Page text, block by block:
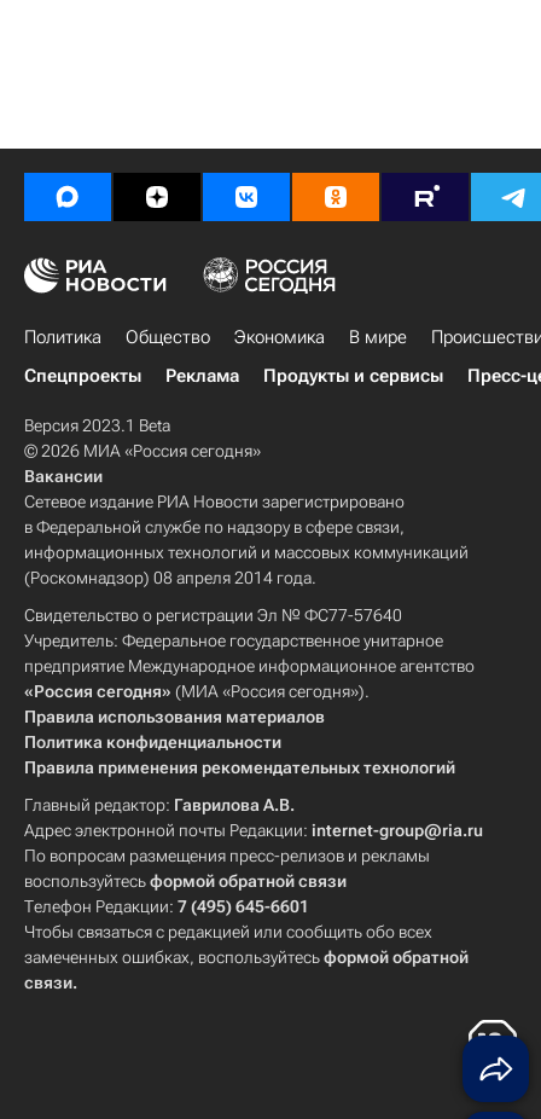
Политика Общество Экономика В мире
Спецпроекты
Реклама Продукты и сервисы Пресс-
Версия 2023.1 Beta
© 2026 МИА «Россия сегодня»
Вакансии
Сетевое издание РИА Новости зарегистрировано
в Федеральной службе по надзору в сфере связи,
информационных технологий и массовых коммуникаций
(Роскомнадзор) 08 апреля 2014 года.
Свидетельство о регистрации Эл № ФС77-57640
Учредитель: Федеральное государственное унитарное
предприятие Международное информационное агентство
«Россия сегодня» (МИА «Россия сегодня»).
Правила использования материалов
Политика конфиденциальности
Правила применения рекомендательных технологий
Главный редактор: Гаврилова А.В.
Адрес электронной почты Редакции: internet-group@ria.ru
По вопросам размещения пресс-релизов и рекламы
воспользуйтесьформой обратной связи
Телефон Редакции: 7 (495) 645-6601
Чтобы связаться с редакцией или сообщить обо всех
замеченных ошибках, воспользуйтесьформой обратной
связи.